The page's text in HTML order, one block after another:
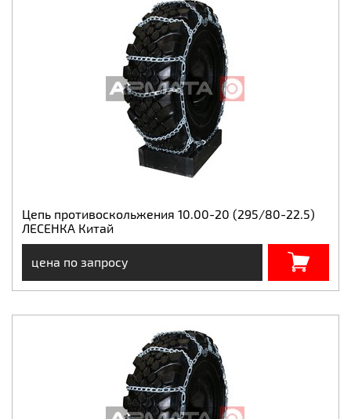
Цепь противоскольжения 10.00-20 (295/80-22.5)
ЛЕСЕНКА Китай
цена по запросу